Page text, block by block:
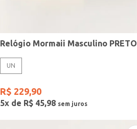
Relógio Mormaii Masculino PRETO
UN
R$ 229,90
5x de R$ 45,98